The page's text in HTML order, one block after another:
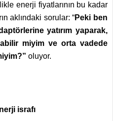
enerji fiyatlarının bu kadar
aklındaki sorular: “Peki ben
yatırım yaparak,
miyim ve orta vadede
oluyor.
israfı